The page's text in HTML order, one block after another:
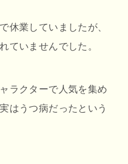
休業していましたが、
ていませんでした。
ラクターで人気を集め
はうつ病だったという